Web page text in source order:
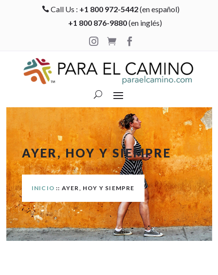
 Call Us : +1 800 972-5442(en español)
+1 800 876-9880(en inglés)

 
AYER, HOY Y SIEMPRE
INICIO :: AYER, HOY Y SIEMPRE